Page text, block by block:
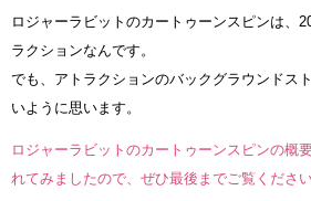
ロジャーラビットのカートゥーンスピンは、
ラクションなんです。
でも、アトラクションのバックグラウンドス
いように思います。
ロジャーラビットのカートゥーンスピンの概
れてみましたので、ぜひ最後までご覧くださ